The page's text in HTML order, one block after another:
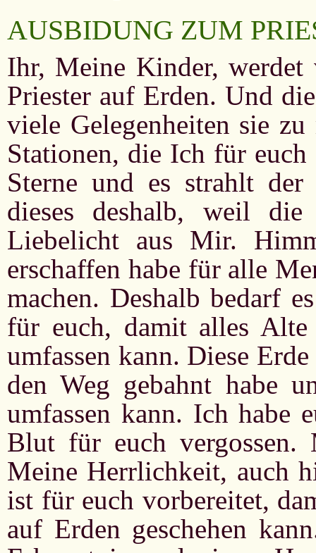
AUSBIDUNG ZUM
Ihr, Meine Kinder,
Priester auf Erden. Und
viele Gelegenheiten sie
Stationen, die Ich für
Sterne und es strahlt
dieses deshalb, weil
Liebelicht aus Mir.
erschaffen habe für alle
machen. Deshalb bedarf
für euch, damit alles
umfassen kann. Diese
den Weg gebahnt habe
umfassen kann. Ich habe
Blut für euch vergossen.
Meine Herrlichkeit, auch
ist für euch vorbereitet,
auf Erden geschehen